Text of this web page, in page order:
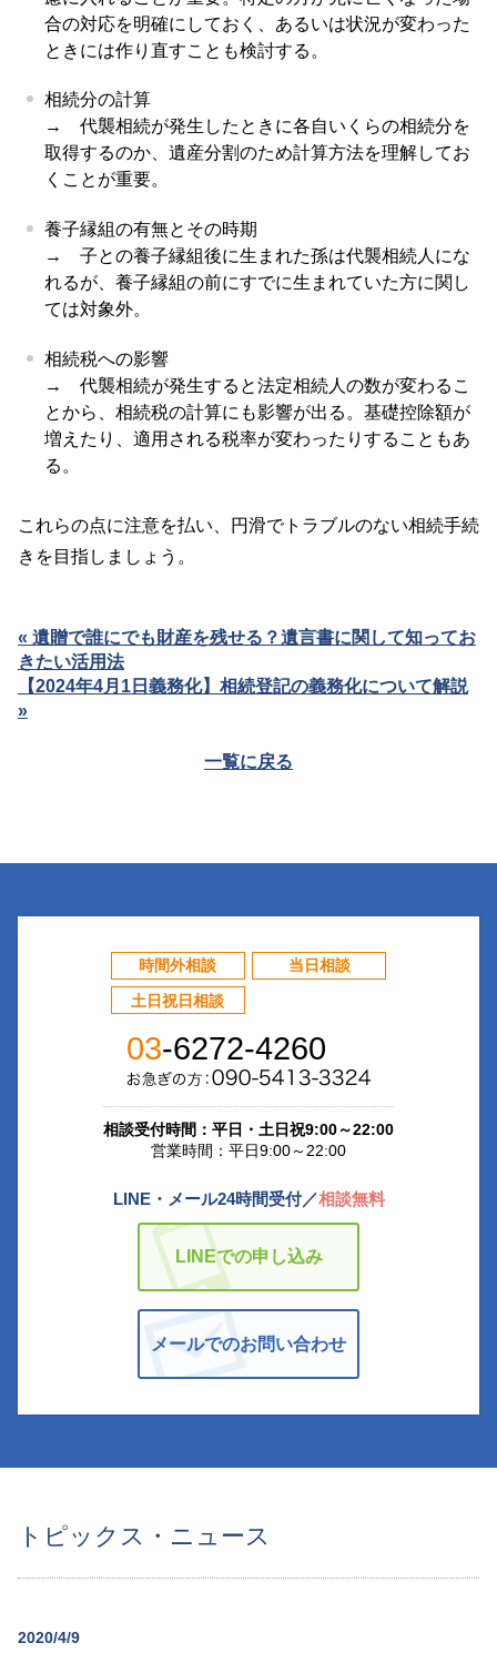
合の対応を明確にしておく、あるいは状況が変わった
ときには作り直すことも検討する。
相続分の計算
→ 代襲相続が発生したときに各自いくらの相続分を
取得するのか、遺産分割のため計算方法を理解してお
くことが重要。
養子縁組の有無とその時期
→ 子との養子縁組後に生まれた孫は代襲相続人にな
れるが、養子縁組の前にすでに生まれていた方に関し
ては対象外。
相続税への影響
→ 代襲相続が発生すると法定相続人の数が変わるこ
とから、相続税の計算にも影響が出る。基礎控除額が
増えたり、適用される税率が変わったりすることもあ
る。
これらの点に注意を払い、円滑でトラブルのない相続手続
きを目指しましょう。
« 遺贈で誰にでも財産を残せる？遺言書に関して知ってお
きたい活用法
【2024年4月1日義務化】相続登記の義務化について解説
»
一覧に戻る
時間外相談
当日相談
土日祝日相談
03-6272-4260
相談受付時間：平日・土日祝9:00～22:00
営業時間：平日9:00～22:00
LINE・メール24時間受付／相談無料
LINEでの申し込み
メールでのお問い合わせ
トピックス・ニュース
2020/4/9